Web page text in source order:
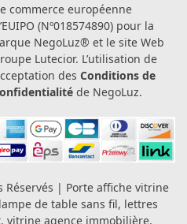
commerce européenne
(Nº018574890) pour la
NegoLuz® et le site Web
Lutecior. L’utilisation de
des Conditions de
de NegoLuz.
Réservés | Porte affiche vitrine
de table sans fil, lettres
vitrine agence immobilière,